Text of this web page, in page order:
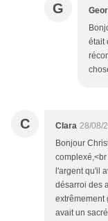
G
était
C Clara 28/08/
Bonjour
l'argent qu'il
désarroi des
extrêmement
avait un